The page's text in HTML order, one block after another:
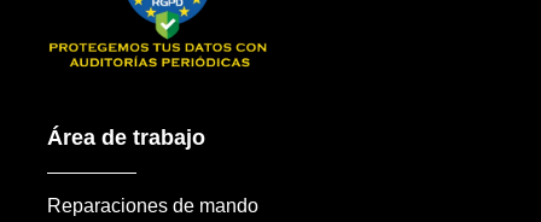
Área de trabajo
Reparaciones de mando